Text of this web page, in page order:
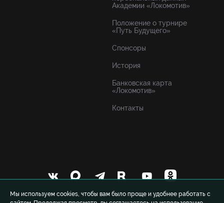
Мы используем cookies, чтобы вам было проще и удобнее работать с
Академии «Локомотив»
Положение о турнире
«Путь Будущего»
Спонсоры
История
Банковская карта
«Локомотив»
Контакты